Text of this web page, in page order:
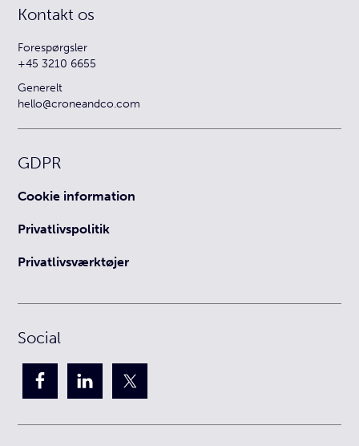
Kontakt os
Forespørgsler
+45 3210 6655
Generelt
hello@croneandco.com
GDPR
Cookie information
Privatlivspolitik
Privatlivsværktøjer
Social